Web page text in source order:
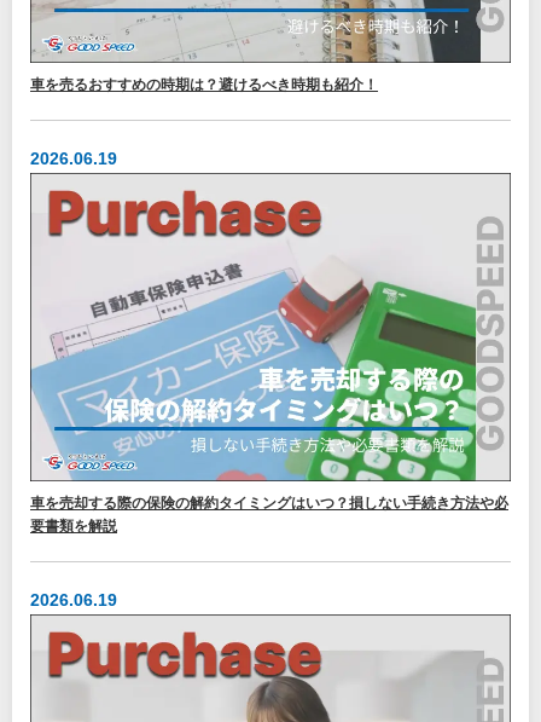
車を売るおすすめの時期は？避けるべき時期も紹介！
2026.06.19
車を売却する際の保険の解約タイミングはいつ？損しない手続き方法や必
要書類を解説
2026.06.19